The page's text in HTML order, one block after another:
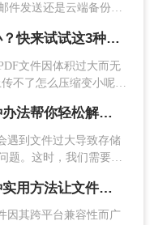
件发送还是云端备份，
系统介绍五种常用且高
南，助您轻松解决文件
pdf过大上传不了怎么压缩变小？快来试试这3种压缩方法！
文件因体积过大而无
不了怎么压缩变小呢？
pdf文件过大怎么变小？这几种办法帮你轻松解决！
遇到文件过大导致存储
题。这时，我们需要采
题。
pdf文件怎么压缩变小？这三种实用方法让文件变小!
因其跨平台兼容性而广